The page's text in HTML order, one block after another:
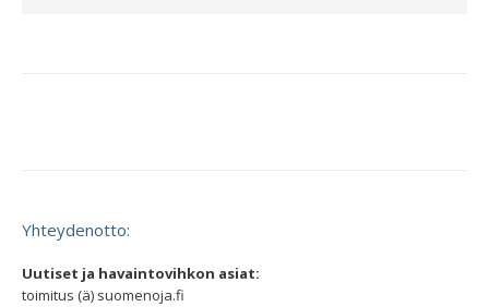
Yhteydenotto:
Uutiset ja havaintovihkon asiat:
toimitus (ä) suomenoja.fi